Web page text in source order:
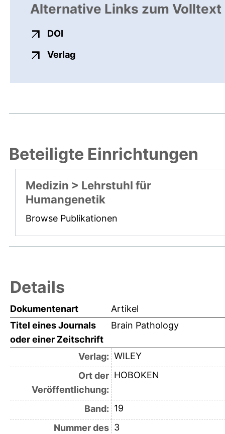
Alternative Links zum Volltext
DOI
Verlagexterner Link, öffnet neues
Beteiligte Einrichtungen
Medizin > Lehrstuhl für
Humangenetik
Browse Publikationen
Details
Dokumentenart
Artikel
Titel eines Journals
oder einer Zeitschrift
Brain Pathology
Verlag: WILEY
Ort der
Veröffentlichung:
HOBOKEN
Band: 19
Nummer des 3